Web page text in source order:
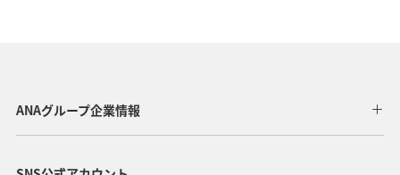
マイルを貯める トラウト 北陸地方 福岡県
ANAグループ企業情報